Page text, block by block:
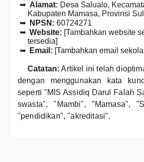
Alamat: Desa Salualo,
Kabupaten Mamasa, Provinsi
NPSN: 60724271
Website: [Tambahkan website
tersedia]
Email: [Tambahkan email
Catatan: Artikel ini telah
dengan menggunakan kata
seperti "MIS Assidiq Darul Falah
swasta", "Mambi", "Mamasa",
"pendidikan", "akreditasi".